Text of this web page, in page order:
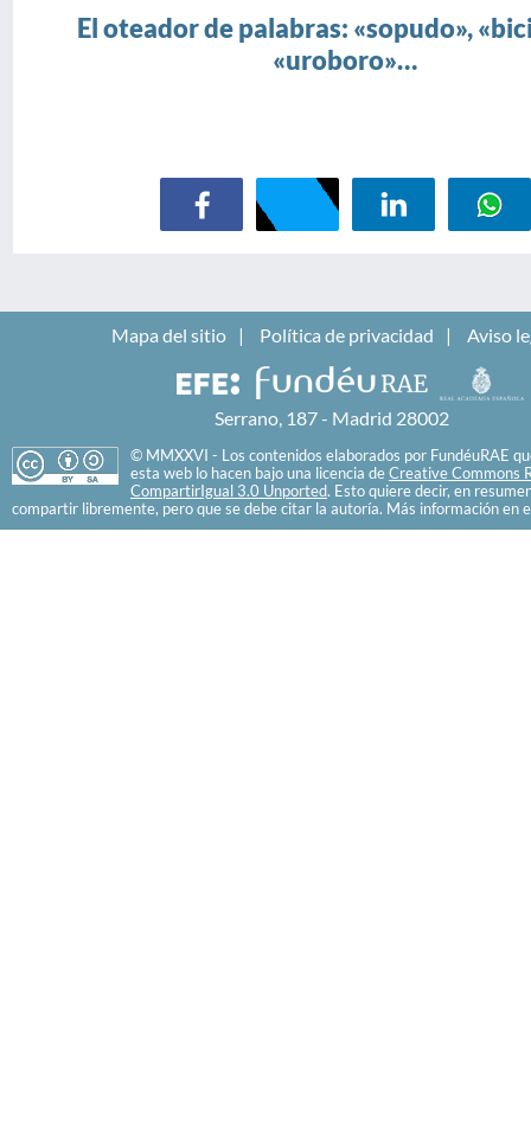
El oteador de palabras: «sopudo»,
«uroboro»…
Mapa del sitio Política de privacidad Aviso
Serrano, 187 - Madrid 28002
© MMXXVI - Los contenidos elaborados por FundéuRAE
esta web lo hacen bajo una licencia de Creative Commons
CompartirIgual 3.0 Unported. Esto quiere decir, en
compartir libremente, pero que se debe citar la autoría. Más información en